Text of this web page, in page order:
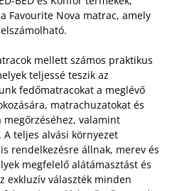
Favourite Nova matrac, amely
mellett számos praktikus
teljessé teszik az
fedőmatracokat a meglévő
matrachuzatokat és
valamint
teljes alvási környezet
rendelkezésre állnak, merev és
megfelelő alátámasztást és
exkluzív választék minden